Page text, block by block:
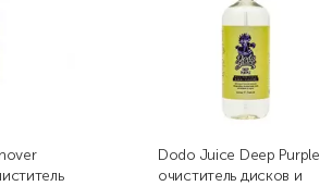
Dodo Juice Deep Purple
очиститель дисков и